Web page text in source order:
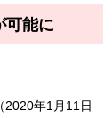
可能に
2020年1月11日